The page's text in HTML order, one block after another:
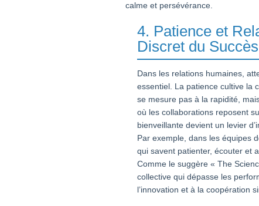
calme et persévérance.
4. Patience et
Discret du
Dans les relations humaines,
essentiel. La patience cultive la
se mesure pas à la rapidité,
où les collaborations reposent
bienveillante devient un levier
Par exemple, dans les équipes
qui savent patienter, écouter et
Comme le suggère « The
collective qui dépasse les
l’innovation et à la coopération